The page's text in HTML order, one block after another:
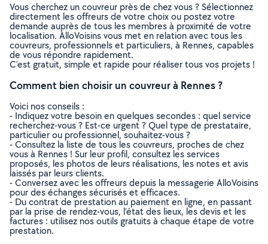
Vous cherchez un couvreur près de chez vous ? Sélectionnez
directement les offreurs de votre choix ou postez votre
demande auprès de tous les membres à proximité de votre
localisation. AlloVoisins vous met en relation avec tous les
couvreurs, professionnels et particuliers, à Rennes, capables
de vous répondre rapidement.
C’est gratuit, simple et rapide pour réaliser tous vos projets !
Comment bien choisir un couvreur à Rennes ?
Voici nos conseils :
- Indiquez votre besoin en quelques secondes : quel service
recherchez-vous ? Est-ce urgent ? Quel type de prestataire,
particulier ou professionnel, souhaitez-vous ?
- Consultez la liste de tous les couvreurs, proches de chez
vous à Rennes ! Sur leur profil, consultez les services
proposés, les photos de leurs réalisations, les notes et avis
laissés par leurs clients.
- Conversez avec les offreurs depuis la messagerie AlloVoisins
pour des échanges sécurisés et efficaces.
- Du contrat de prestation au paiement en ligne, en passant
par la prise de rendez-vous, l’état des lieux, les devis et les
factures : utilisez nos outils gratuits à chaque étape de votre
prestation.